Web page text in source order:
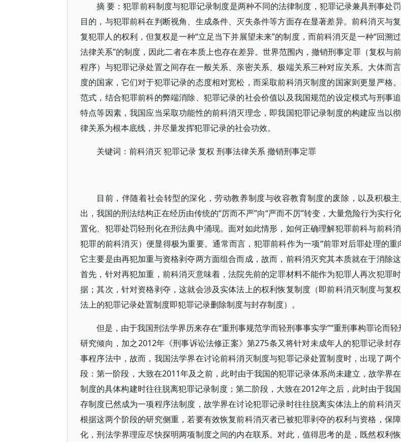
摘 要：犯罪前科制度与犯罪记录制度是两种不同的法律制度，犯罪记录兼具刑事处
目的，与犯罪前科在判断视角、生成条件、灭失条件等方面存在显著差异。前科消灭与
复犯罪人的权利，但复权是一种“立足当下并展望未来”的制度，而前科消灭是一种“回溯
法律关系”的制度，因此二者在本质上也存在差异。世界范围内，撤销刑事定罪（复权与
程序）与犯罪记录处置之间存在一般关系、亲密关系、极端关系三种对应关系。大体而
度的国家，它们对于犯罪记录的态度相对宽松，而采取前科消灭制度的国家则更显严格
范式，结合犯罪前科的弊端消除、犯罪记录的社会价值以及我国规范的设定模式与刑事
特点等因素，我国应当采取功能性的前科消灭理念，即我国犯罪记录制度的构建应当以
律关系为根本底线，并尽量发挥犯罪记录的社会功效。
关键词：前科消灭 犯罪记录 复权 刑事法律关系 撤销刑事定罪
目前，伴随着社会转型的深化，劳动教养制度与收容教育制度的废除，以及积极
出，我国的刑法结构正在经历由传统的“厉而不严”向“严而不厉”转变，大量危险行为实行
置化、犯罪处罚轻刑化在刑法典中涌现。面对如此情形，如何正确理解犯罪前科与前科
犯罪的前科消灭）便显得极为重要。通常而言，犯罪前科作为一项“前罪对后罪处理的重
它主要是由再犯加重与资格剥夺两方面组合而成，故而，前科消灭究其本质就在于消除这
首先，针对再犯加重，前科消灭意味着，法院先前的定罪材料不能作为犯罪人再次犯罪
据；其次，针对资格剥夺，这就会涉及实体法上的权利恢复制度（即前科消灭制度与复
法上的犯罪记录处置制度即犯罪记录删除制度与封存制度）。
但是，由于我国刑法学界历来存在“重刑事规范学而轻刑事事实学”“重刑事构罪论而轻
研究倾向，加之2012年《刑事诉讼法修正案》第275条又将针对未成年人的犯罪记录封
事程序法中，故而，我国法学界在讨论前科消灭制度与犯罪记录处置制度时，出现了两
段：第一阶段，大致在2011年及之前，此时由于我国的犯罪记录体系尚未建立，故学界
制度的具体构建时往往脱离犯罪记录制度；第二阶段，大致在2012年之后，此时由于我
存制度已然成为一项程序法制度，故学界在讨论犯罪记录时往往脱离实体法上的前科消灭
根据这两个阶段的研究侧重，若要有效恢复前科消灭者已被犯罪剥夺的权利与资格，保
化，刑法学界理应尽快探明两项制度之间的内在联系。对此，值得思考的是，既然权利